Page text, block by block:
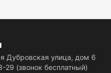
Дубровская улица, дом 6
29 (звонок бесплатный)